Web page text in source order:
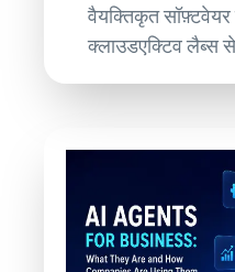
वैयक्तिकृत सॉफ़्टवेयर
क्लाउडएक्टिव लैब्स